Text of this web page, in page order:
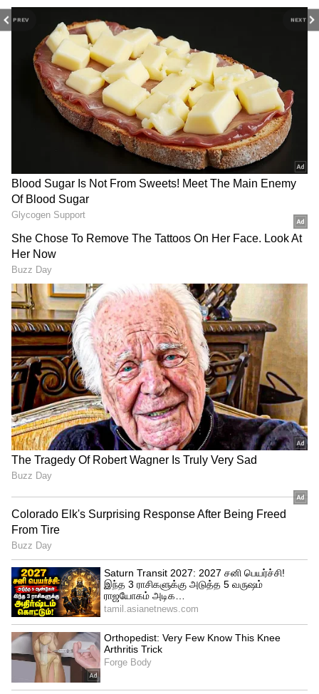
PREV NEXT
2
4
Image Credit :Getty
அயர்ன் பாக்ஸ் இல்லாமல் சுருக்கத்தை
நீக்க 3 எளிய வழிகள்
சுடுதண்ணீரில் குளிக்கும்போது இந்த
முறையை சுலபமாகப் பயன்படுத்தலாம்.
சுருக்கமான உடையை ஒரு ஹேங்கரில்
மாட்டி, பாத்ரூமில் சற்று தள்ளி தொங்க
விடுங்கள். நீங்கள் குளிக்கும்போது
உருவாகும் சூடான நீராவி, துணியின் மடிந்த
இழைகளை மென்மையாக்கும். பத்து நிமிடம்
கழித்து துணியை வெளியே எடுத்து,
கைகளால் லேசாகக் கீழ்நோக்கி இழுத்து
காய வைத்தால், சுருக்கங்கள்
மாயமாகிவிடும்.
இதையும் படிங்க:உங்க வீட்டு ஃபிரிட்ஜில்
கரண்ட் பில் பாதியாக குறைய சீக்ரெட் ட்ரிக்!
https://tamil.asianetnews.com/gallery/life-